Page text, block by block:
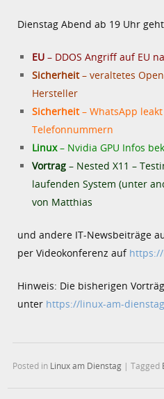
Dienstag Abend ab 19 Uhr
EU – DDOS Angriff auf EU
Sicherheit– veraltetes
Hersteller
Sicherheit– WhatsApp
Telefonnummern
Linux– Nvidia GPU Infos
Vortrag – Nested X11 –
laufenden System (unter
von Matthias
und andere IT-Newsbeiträge
per Videokonferenz auf
Hinweis: Die bisherigen
unter https://linux-am-
Posted in Linux am Dienstag |Tagged